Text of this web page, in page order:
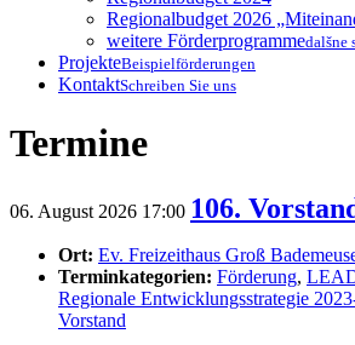
Regionalbudget 2026
weitere Förderprogrammedalšne
ProjekteBeispielförderungen
KontaktSchreiben Sie uns
Termine
06. August 2026 17:00 106.
Ort: Ev. Freizeithaus Groß
Terminkategorien: Förderung,
Regionale Entwicklungsstrategie
Vorstand